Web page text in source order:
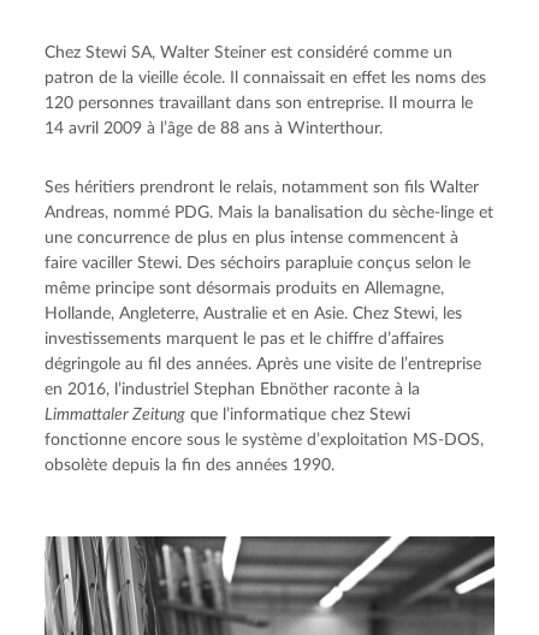
Chez Stewi SA, Walter Steiner est considéré comme un
patron de la vieille école. Il connaissait en effet les noms des
120 personnes travaillant dans son entreprise. Il mourra le
14 avril 2009 à l’âge de 88 ans à Winterthour.
Ses héritiers prendront le relais, notamment son fils Walter
Andreas, nommé PDG. Mais la banalisation du sèche-linge et
une concurrence de plus en plus intense commencent à
faire vaciller Stewi. Des séchoirs parapluie conçus selon le
même principe sont désormais produits en Allemagne,
Hollande, Angleterre, Australie et en Asie. Chez Stewi, les
investissements marquent le pas et le chiffre d’affaires
dégringole au fil des années. Après une visite de l’entreprise
Limmattaler Zeitung que l’informatique chez Stewi
fonctionne encore sous le système d’exploitation MS-DOS,
obsolète depuis la fin des années 1990.